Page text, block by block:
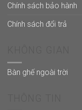
Chính sách bảo hành
Chính sách đổi trả
Bàn ghế ngoài trời